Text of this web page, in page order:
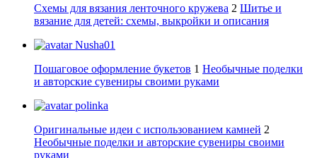
Схемы для вязания ленточного кружева 2 Шитье и
вязание для детей: схемы, выкройки и описания
Nusha01
Пошаговое оформление букетов 1 Необычные поделки
и авторские сувениры своими руками
polinka
Оригинальные идеи с использованием камней 2
Необычные поделки и авторские сувениры своими
руками